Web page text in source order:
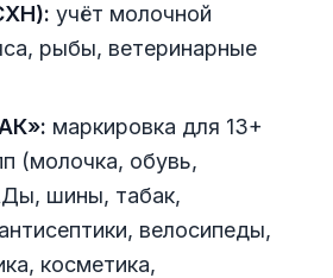
учёт молочной
рыбы, ветеринарные
маркировка для 13+
(молочка, обувь,
шины, табак,
велосипеды,
косметика,